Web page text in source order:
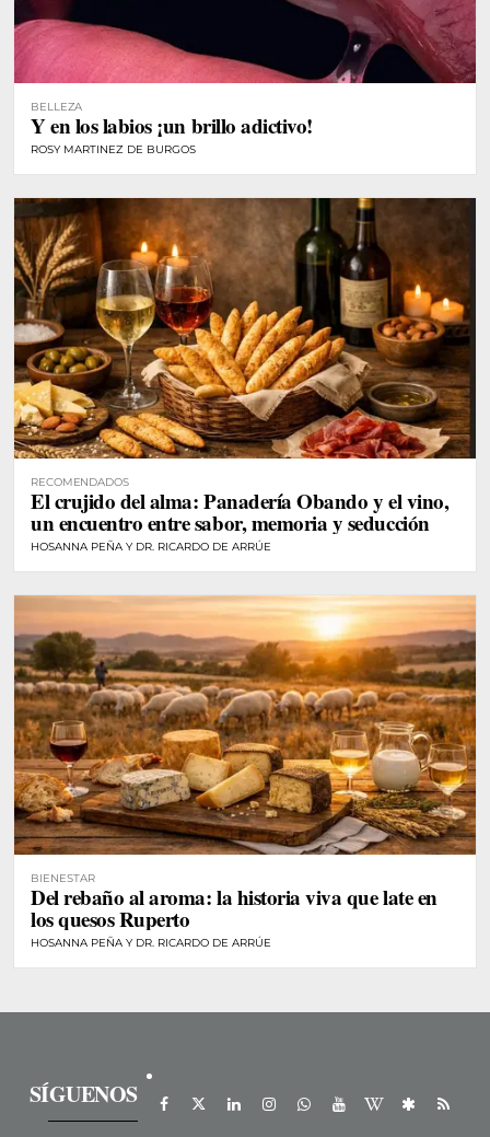
BELLEZA
Y en los labios ¡un brillo adictivo!
ROSY MARTINEZ DE BURGOS
RECOMENDADOS
El crujido del alma: Panadería Obando y el vino,
un encuentro entre sabor, memoria y seducción
HOSANNA PEÑA Y DR. RICARDO DE ARRÚE
BIENESTAR
Del rebaño al aroma: la historia viva que late en
los quesos Ruperto
HOSANNA PEÑA Y DR. RICARDO DE ARRÚE
SÍGUENOS